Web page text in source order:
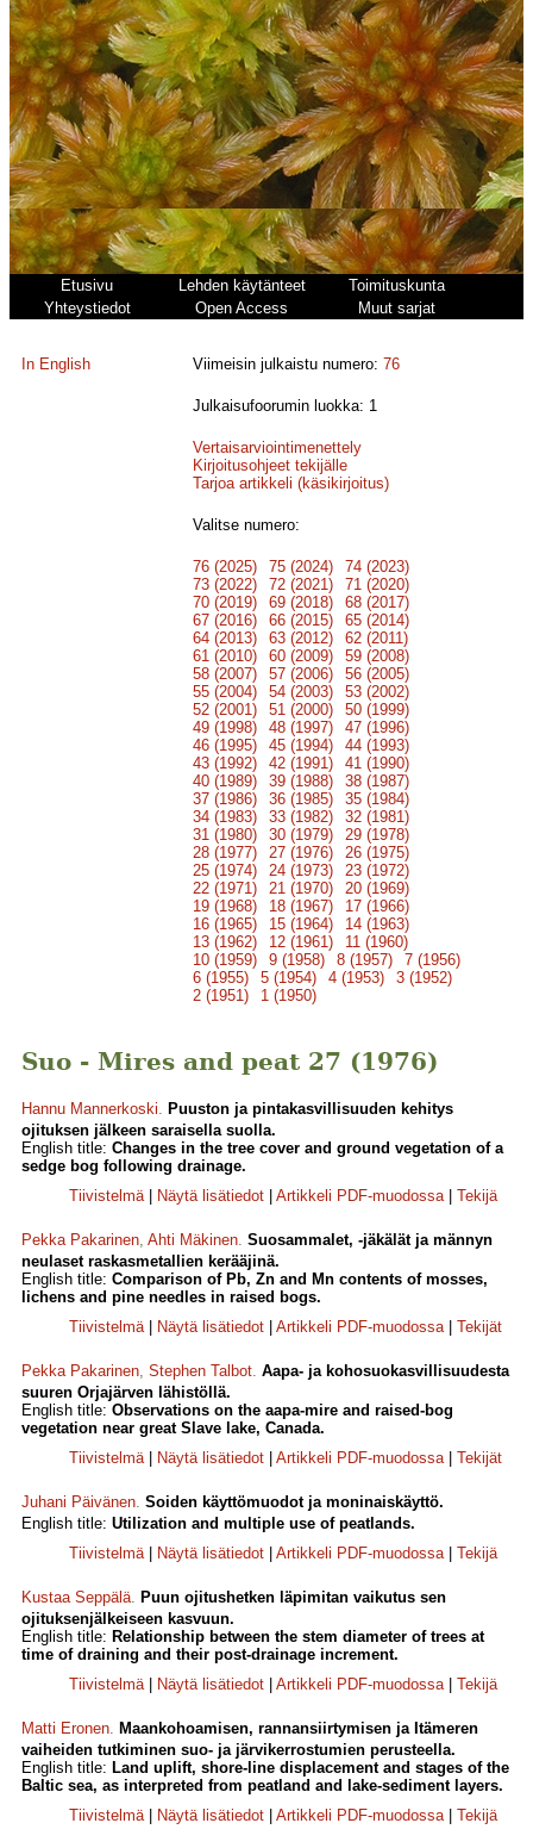
Etusivu Lehden käytänteet
Toimituskunta
Yhteystiedot
Open Access Muut sarjat
In English Viimeisin julkaistu numero:76
Julkaisufoorumin luokka: 1
Vertaisarviointimenettely
Kirjoitusohjeet tekijälle
Tarjoa artikkeli (käsikirjoitus)
Valitse numero:
76 (2025) 75 (2024)
74 (2023)
73 (2022)
72 (2021)
71 (2020)
70 (2019)
69 (2018)
68 (2017)
67 (2016)
66 (2015)
65 (2014)
64 (2013)
63 (2012)
62 (2011)
61 (2010)
60 (2009)
59 (2008)
58 (2007)
57 (2006)
56 (2005)
55 (2004)
54 (2003)
53 (2002)
52 (2001)
51 (2000)
50 (1999)
49 (1998)
48 (1997)
47 (1996)
46 (1995)
45 (1994)
44 (1993)
43 (1992)
42 (1991)
41 (1990)
40 (1989)
39 (1988)
38 (1987)
37 (1986)
36 (1985)
35 (1984)
34 (1983)
33 (1982)
32 (1981)
31 (1980)
30 (1979)
29 (1978)
28 (1977)
27 (1976)
26 (1975)
25 (1974)
24 (1973)
23 (1972)
22 (1971)
21 (1970)
20 (1969)
19 (1968)
18 (1967)
17 (1966)
16 (1965)
15 (1964)
14 (1963)
13 (1962)
12 (1961)
11 (1960)
10 (1959)
9 (1958) 8 (1957)
7 (1956)
6 (1955)
5 (1954) 4 (1953)
3 (1952)
2 (1951)
1 (1950)
Suo - Mires and peat 27 (1976)
Hannu Mannerkoski. Puuston ja pintakasvillisuuden kehitys
ojituksen jälkeen saraisella suolla.
English title: Changes in the tree cover and ground vegetation of a
sedge bog following drainage.
Tiivistelmä| Näytä lisätiedot Artikkeli PDF-muodossa| Tekijä
Pekka Pakarinen, Ahti Mäkinen. Suosammalet, -jäkälät ja männyn
neulaset raskasmetallien kerääjinä.
English title: Comparison of Pb, Zn and Mn contents of mosses,
lichens and pine needles in raised bogs.
Tiivistelmä| Näytä lisätiedot Artikkeli PDF-muodossa| Tekijät
Pekka Pakarinen, Stephen Talbot. Aapa- ja kohosuokasvillisuudesta
suuren Orjajärven lähistöllä.
English title: Observations on the aapa-mire and raised-bog
vegetation near great Slave lake, Canada.
Tiivistelmä| Näytä lisätiedot Artikkeli PDF-muodossa| Tekijät
Juhani Päivänen. Soiden käyttömuodot ja moninaiskäyttö.
English title: Utilization and multiple use of peatlands.
Tiivistelmä| Näytä lisätiedot Artikkeli PDF-muodossa| Tekijä
Kustaa Seppälä. Puun ojitushetken läpimitan vaikutus sen
ojituksenjälkeiseen kasvuun.
English title: Relationship between the stem diameter of trees at
time of draining and their post-drainage increment.
Tiivistelmä| Näytä lisätiedot Artikkeli PDF-muodossa| Tekijä
Matti Eronen. Maankohoamisen, rannansiirtymisen ja Itämeren
vaiheiden tutkiminen suo- ja järvikerrostumien perusteella.
English title: Land uplift, shore-line displacement and stages of the
Baltic sea, as interpreted from peatland and lake-sediment layers.
Tiivistelmä| Näytä lisätiedot Artikkeli PDF-muodossa| Tekijä